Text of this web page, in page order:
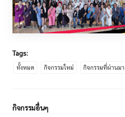
Tags:
ทั้งหมด กิจกรรมใหม่ กิจกรรมที่ผ่านมา
กิจกรรมอื่นๆ